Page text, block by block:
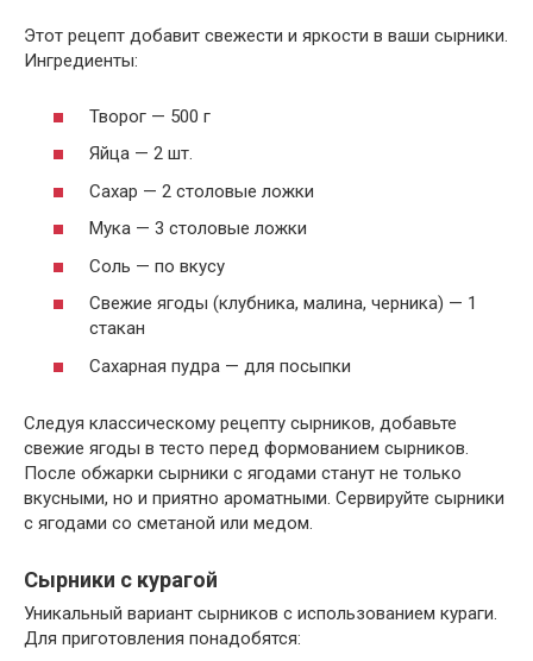
Этот рецепт добавит свежести и яркости в ваши сырники.
Ингредиенты:
Творог — 500 г
Яйца — 2 шт.
Сахар — 2 столовые ложки
Мука — 3 столовые ложки
Соль — по вкусу
Свежие ягоды (клубника, малина, черника) — 1
стакан
Сахарная пудра — для посыпки
Следуя классическому рецепту сырников, добавьте
свежие ягоды в тесто перед формованием сырников.
После обжарки сырники с ягодами станут не только
вкусными, но и приятно ароматными. Сервируйте сырники
с ягодами со сметаной или медом.
Сырники с курагой
Уникальный вариант сырников с использованием кураги.
Для приготовления понадобятся: